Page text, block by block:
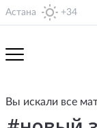
Астана +34
Вы искали все